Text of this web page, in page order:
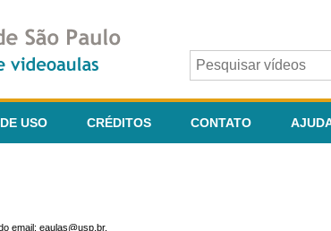
USO CRÉDITOS CONTATO
email: eaulas@usp.br.